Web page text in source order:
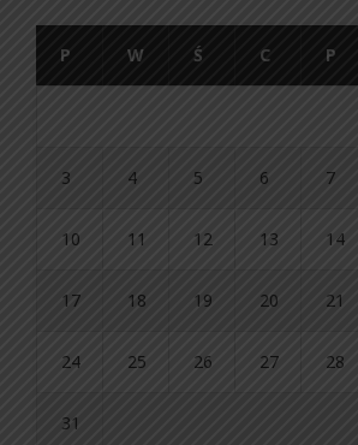
P W Ś C P
3 4 5 6 7
10 11 12 13 14
17 18 19 20 21
24 25 26 27 28
31